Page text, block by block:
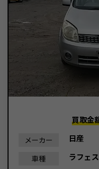
買取金
メーカー 日産
車種 ラフェ